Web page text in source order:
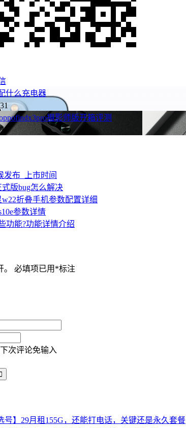
什么充电器
摄影师版开箱评测
发布_上市时间
式版bug怎么解决
折叠手机参数配置详细
参数详情
功能?功能详情介绍
必填项已用 *标注
次评论免输入
号】29月租155G，还能打电话，关键还是永久套餐